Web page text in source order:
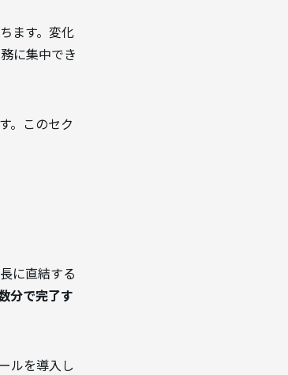
ます。変化
に集中でき
。このセク
に直結する
分で完了す
ルを導入し